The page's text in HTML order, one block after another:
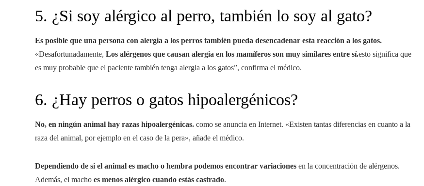
5. ¿Si soy alérgico al perro, también lo soy al gato?
Es posible que una persona con alergia a los perros también pueda desencadenar esta reacción a los gatos.
«Desafortunadamente, Los alérgenos que causan alergia en los mamíferos son muy similares entre sí.esto significa que
es muy probable que el paciente también tenga alergia a los gatos”, confirma el médico.
6. ¿Hay perros o gatos hipoalergénicos?
No, en ningún animal hay razas hipoalergénicas. como se anuncia en Internet. «Existen tantas diferencias en cuanto a la
raza del animal, por ejemplo en el caso de la pera», añade el médico.
Dependiendo de si el animal es macho o hembra podemos encontrar variaciones en la concentración de alérgenos.
Además, el macho es menos alérgico cuando estás castrado.